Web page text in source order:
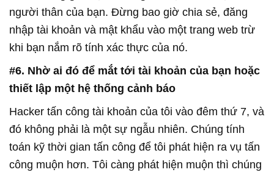
người thân của bạn. Đừng bao giờ chia sẻ, đăng
nhập tài khoản và mật khẩu vào một trang web trừ
khi bạn nắm rõ tính xác thực của nó.
#6. Nhờ ai đó để mắt tới tài khoản của bạn hoặc
thiết lập một hệ thống cảnh báo
Hacker tấn công tài khoản của tôi vào đêm thứ 7, và
đó không phải là một sự ngẫu nhiên. Chúng tính
toán kỹ thời gian tấn công để tôi phát hiện ra vụ tấn
công muộn hơn. Tôi càng phát hiện muộn thì chúng